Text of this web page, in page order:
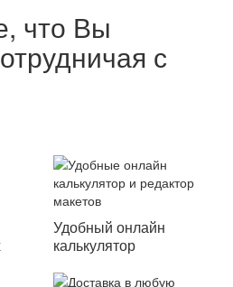
что Вы
с
Удобный онлайн
калькулятор